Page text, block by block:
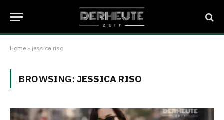
Home » jessica riso
BROWSING: JESSICA RISO